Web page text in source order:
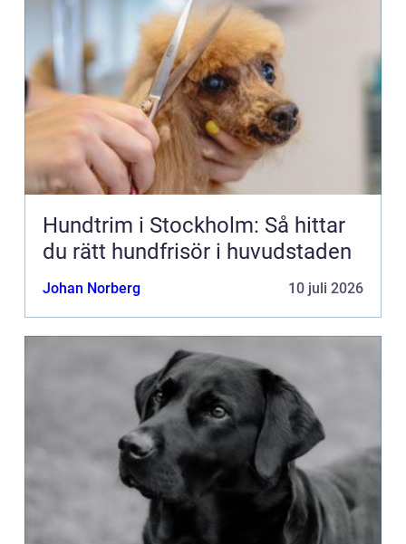
Hundtrim i Stockholm: Så hittar
du rätt hundfrisör i huvudstaden
Johan Norberg 10 juli 2026